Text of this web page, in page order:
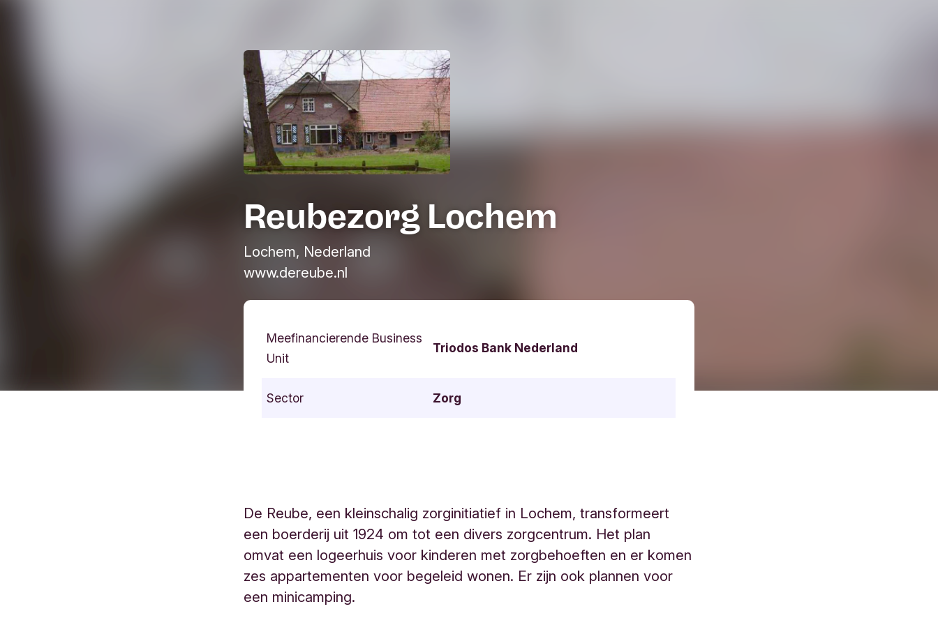
Reubezorg Lochem
Lochem, Nederland
www.dereube.nl
Meefinancierende Business
Unit
Triodos Bank Nederland
Sector Zorg
De Reube, een kleinschalig zorginitiatief in Lochem, transformeert
een boerderij uit 1924 om tot een divers zorgcentrum. Het plan
omvat een logeerhuis voor kinderen met zorgbehoeften en er komen
zes appartementen voor begeleid wonen. Er zijn ook plannen voor
een minicamping.